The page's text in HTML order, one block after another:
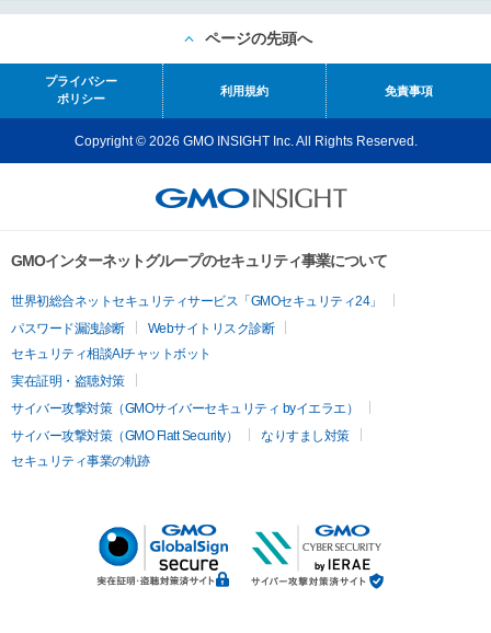
ページの先頭へ
プライバシー
ポリシー
利用規約 免責事項
Copyright © 2026 GMO INSIGHT Inc. All Rights Reserved.
GMOインターネットグループのセキュリティ事業について
世界初総合ネットセキュリティサービス「GMOセキュリティ24」
パスワード漏洩診断
Webサイトリスク診断
セキュリティ相談AIチャットボット
実在証明・盗聴対策
サイバー攻撃対策（GMOサイバーセキュリティ byイエラエ）
サイバー攻撃対策（GMO Flatt Security）
なりすまし対策
セキュリティ事業の軌跡